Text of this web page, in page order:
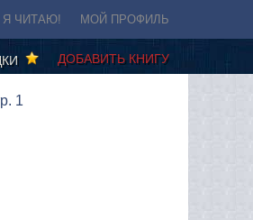
Я ЧИТАЮ! МОЙ ПРОФИЛЬ
ДОБАВИТЬ КНИГУ
1